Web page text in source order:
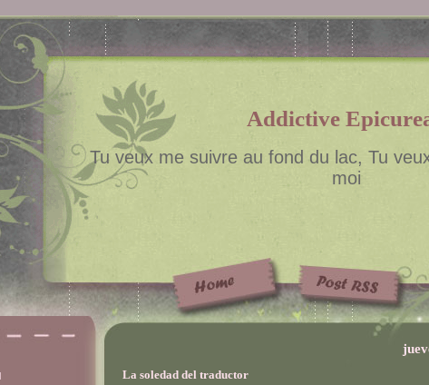
Addictive
Tu veux me suivre au fond du lac, Tu
moi
La soledad del traductor